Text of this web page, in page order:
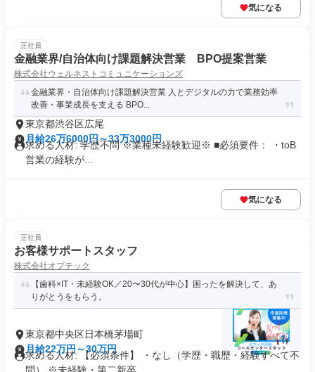
気になる
正社員
金融業界/自治体向け課題解決営業 BPO提案営業
株式会社ウェルネストコミュニケーションズ
金融業界・自治体向け課題解決営業 人とデジタルの力で業務効率
改善・事業成長を支える BPO...
東京都渋谷区広尾
月給26万6000円～33万3000円
求める人材: 学歴不問 ※業種未経験歓迎※ ■必須要件： ・toB
営業の経験が...
気になる
正社員
お客様サポートスタッフ
株式会社オプテック
【歯科×IT・未経験OK／20〜30代が中心】困ったを解決して、あ
りがとうをもらう。
東京都中央区日本橋茅場町
月給22万円～30万円
求める人材: 【必須条件】 ・なし（学歴・職歴・経験すべて不